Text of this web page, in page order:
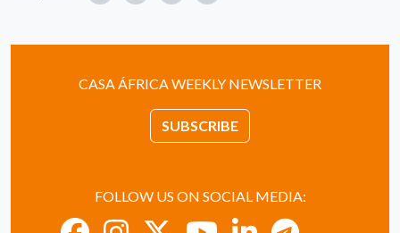
CASA ÁFRICA WEEKLY NEWSLETTER
SUBSCRIBE
FOLLOW US ON SOCIAL MEDIA: